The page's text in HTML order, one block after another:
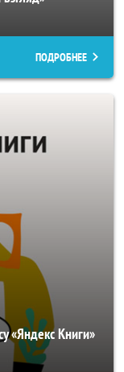
ПОДРОБНЕЕ
«Яндекс Книги»